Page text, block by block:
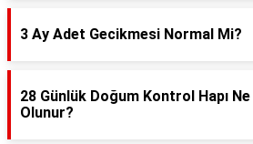
3 Ay Adet Gecikmesi Normal Mi?
28 Günlük Doğum Kontrol Hapı
Olunur?